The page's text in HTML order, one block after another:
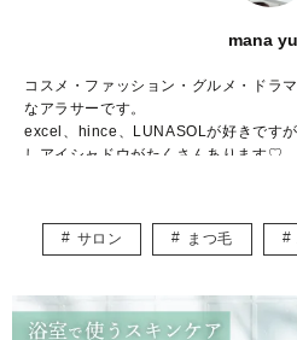
mana
コスメ・ファッション・グルメ・ドラ
なアラサーです。
excel、hince、LUNASOLが好きです
しアイシャドウがたくさんあります♡
コスメの写真を撮るのも大好きで、眺
調理師免許、色彩検定3級、骨格診断
検定2級、パーソナルカラリスト2級を
自分の知識や経験を活かしながら、頑
けできたら嬉しいです♪
サロン まつ毛